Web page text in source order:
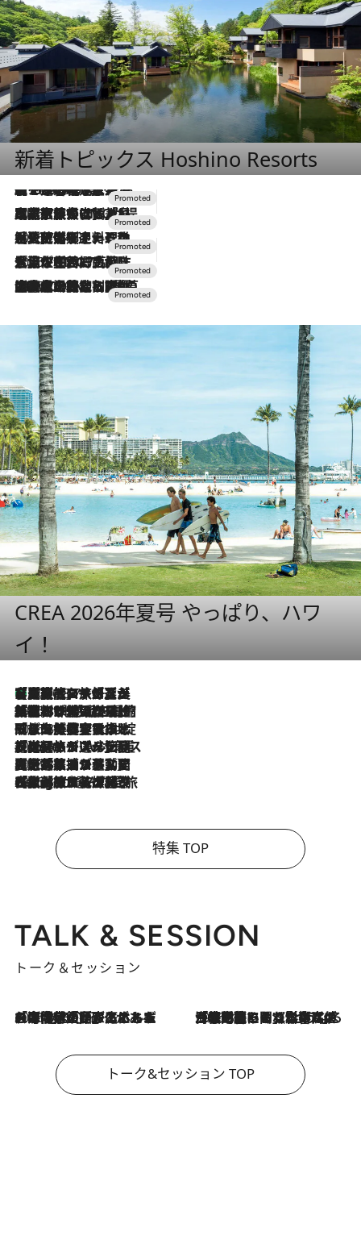
新着トピックス Hoshino Resorts
2026.8.7
【トンボの足水浴】ヒノキの香りに包まれて涼感マックス！約13℃の湧水かけ流しを避暑地「星野温泉 トンボの湯」で体験
2026.7.31
【ホテル帰省】という選択肢をOMOが提案。家族とほどよい距離を保つには「昼は実家、夜は気兼ねなくホテルで！」
2026.7.24
【夏限定ディナーコース】旬を迎える稚鮎や花ズッキーニなどをイタリア・トスカーナの郷土料理の手法で満喫！
2026.7.17
「土佐和ハーブかき氷」がOMO7高知に登場！生姜、山椒、大葉など目にも舌にも涼を呼ぶ郷土の味
2026.7.10
NEW OPEN！【界 草津】名湯の地に誕生。趣の異なる2種の温泉と上州ならではの会席・蕎麦割烹など美食を味わう究極の癒やし旅
CREA 2026年夏号 やっぱり、ハワ
イ！
2026.8.7
【厳選旅コスメ】「多機能アイテムがメイン！」旅好き美容エディターが選んだ夏旅ベストコスメを発表【Mサイズジップ】
2026.8.6
「荷物が増えるほど旅ストレスは増す」美容ジャーナリストがたどり着いた最終結論。“化粧品を劇的に減らす”感動の凝縮美容とは
2026.8.6
「旅先には金髪ウィッグを持参」日本と同じメイクでは損してる!? 美容ジャーナリストが提案する“掟破りの旅美容”とは
2026.8.6
【厳選旅コスメ】「身軽さ＆UV対策重視！」ヘアアーティストshucoが選んだ夏旅ベストコスメを発表【Mサイズジップ】
2026.8.5
【厳選旅コスメ】国内をあちこち移動する河井菜摘が選んだ夏旅ベストコスメ発表！「リラックスアイテムはマスト」【Mサイズジップ】
2026.8.4
【厳選旅コスメ】「紫外線＆乾燥対策しながらメイク感も！」ヘア＆メイクGeorgeが選んだ夏旅ベストコスメを発表！【Mサイズジップ】
特集 TOP
TALK & SESSION
トーク＆セッション
2026.8.3
「今後値上げがあるとすれば…」「リスクがあるのは今年の冬」エネルギー専門家が語る、ホルムズ海峡封鎖が家庭にもたらす“ある心配” 2026.8.3
「住宅建てられない…」「サーチャージ料の高値が続いている」ホルムズ海峡封鎖による影響はいつまで続く？《エネルギー専門家に聞く“どうなる日本の暮らし”》
トーク&セッション TOP